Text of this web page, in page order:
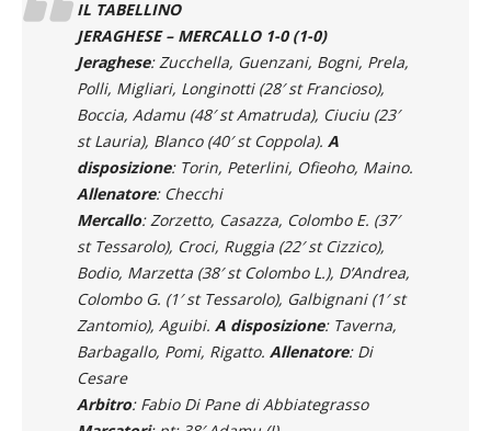
Jeraghese: Zucchella, Guenzani, Bogni, Prela,
Polli, Migliari, Longinotti (28′ st Francioso),
Boccia, Adamu (48′ st Amatruda), Ciuciu (23′
st Lauria), Blanco (40′ st Coppola).A
disposizione: Torin, Peterlini, Ofieoho, Maino.
Allenatore: Checchi
Mercallo: Zorzetto, Casazza, Colombo E. (37′
st Tessarolo), Croci, Ruggia (22′ st Cizzico),
Bodio, Marzetta (38′ st Colombo L.), D’Andrea,
Colombo G. (1′ st Tessarolo), Galbignani (1′ st
Zantomio), Aguibi.A disposizione: Taverna,
Barbagallo, Pomi, Rigatto.Allenatore: Di
Cesare
Arbitro: Fabio Di Pane di Abbiategrasso
Marcatori
Note: Giornata nuvolosa, leggera pioggia.